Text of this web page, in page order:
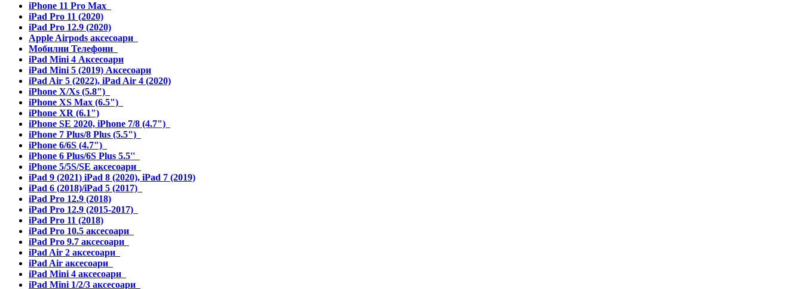
iPhone 11 Pro Max
iPad Pro 11 (2020)
iPad Pro 12.9 (2020)
Apple Airpods аксесоари
Мобилни Телефони
iPad Mini 4 Аксесоари
iPad Mini 5 (2019) Аксесоари
iPad Air 5 (2022), iPad Air 4 (2020)
iPhone X/Xs (5.8")
iPhone XS Max (6.5")
iPhone XR (6.1")
iPhone SE 2020, iPhone 7/8 (4.7")
iPhone 7 Plus/8 Plus (5.5")
iPhone 6/6S (4.7")
iPhone 6 Plus/6S Plus 5.5''
iPhone 5/5S/SE аксесоари
iPad 9 (2021) iPad 8 (2020), iPad 7 (2019)
iPad 6 (2018)/iPad 5 (2017)
iPad Pro 12.9 (2018)
iPad Pro 12.9 (2015-2017)
iPad Pro 11 (2018)
iPad Pro 10.5 аксесоари
iPad Pro 9.7 аксесоари
iPad Air 2 аксесоари
iPad Air аксесоари
iPad Mini 4 аксесоари
iPad Mini 1/2/3 аксесоари